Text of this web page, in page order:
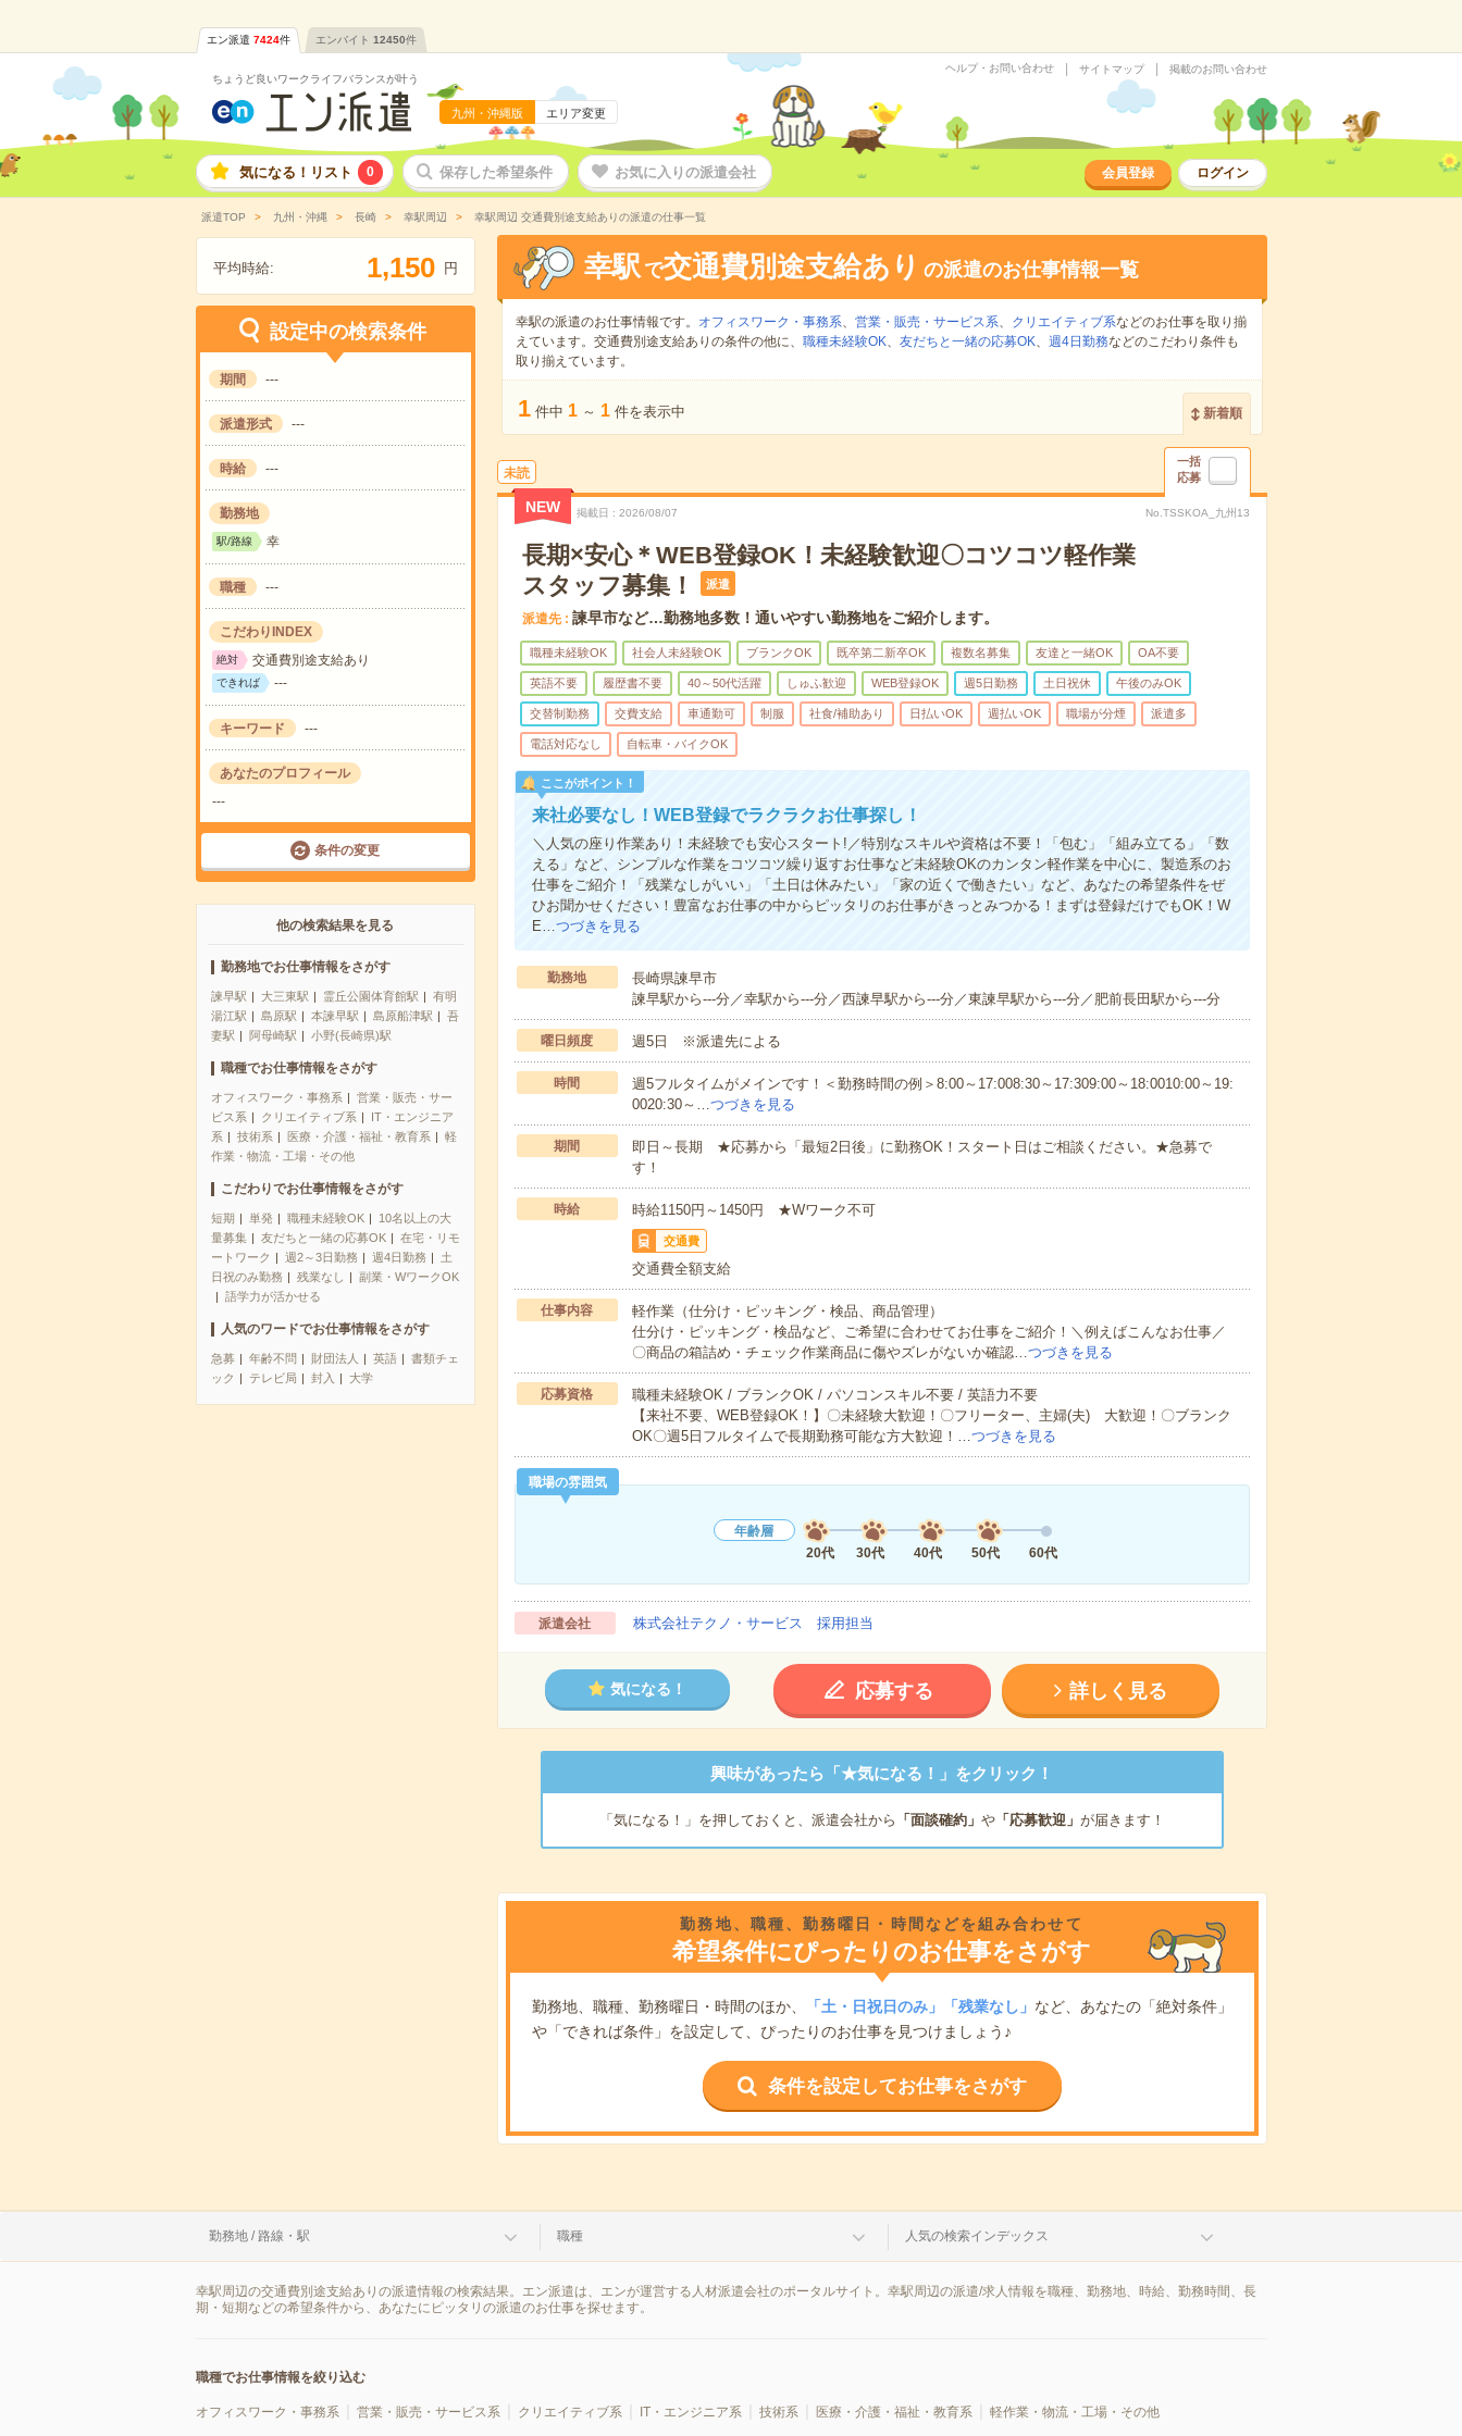
エン派遣 7424件 エンバイト 12450件
ちょうど良いワークライフバランスが叶う
九州・沖縄版 エリア変更
ヘルプ・お問い合わせ サイトマップ 掲載のお問い合わせ
気になる！リスト 0 保存した希望条件 お気に入りの派遣会社 会員登録 ログイン
派遣TOP 九州・沖縄 長崎 幸駅周辺 幸駅周辺 交通費別途支給ありの派遣の仕事一覧
平均時給: 1,150 円
設定中の検索条件
期間 ---
派遣形式 ---
時給 ---
勤務地
駅/路線 幸
職種 ---
こだわりINDEX
絶対 交通費別途支給あり
できれば ---
キーワード ---
あなたのプロフィール
---
条件の変更
他の検索結果を見る
勤務地でお仕事情報をさがす
諫早駅 大三東駅 霊丘公園体育館駅
有明
湯江駅
島原駅 本諫早駅 島原船津駅
吾
妻駅
阿母崎駅 小野(長崎県)駅
職種でお仕事情報をさがす
オフィスワーク・事務系
営業・販売・サー
ビス系
クリエイティブ系
IT・エンジニア
系
技術系 医療・介護・福祉・教育系
軽
作業・物流・工場・その他
こだわりでお仕事情報をさがす
短期 単発 職種未経験OK
10名以上の大
量募集
友だちと一緒の応募OK
在宅・リモ
ートワーク
週2～3日勤務 週4日勤務
土
日祝のみ勤務
残業なし
副業・WワークOK
語学力が活かせる
人気のワードでお仕事情報をさがす
急募 年齢不問 財団法人 英語
書類チェ
ック
テレビ局 封入 大学
幸駅 で交通費別途支給あり の派遣のお仕事情報一覧
幸駅の派遣のお仕事情報です。 オフィスワーク・事務系、 営業・販売・サービス系、 クリエイティブ系などのお仕事を取り揃
えています。交通費別途支給ありの条件の他に、 職種未経験OK、 友だちと一緒の応募OK、 週4日勤務などのこだわり条件も
取り揃えています。
1 件中 1 ～ 1 件を表示中 新着順
未読
一括
応募
NEW 掲載日 2026/08/07 No.TSSKOA_九州13
長期×安心＊WEB登録OK！未経験歓迎〇コツコツ軽作業
スタッフ募集！
派遣
派遣先 諫早市など…勤務地多数！通いやすい勤務地をご紹介します。
職種未経験OK 社会人未経験OK ブランクOK 既卒第二新卒OK 複数名募集 友達と一緒OK OA不要
英語不要 履歴書不要 40～50代活躍 しゅふ歓迎 WEB登録OK 週5日勤務 土日祝休 午後のみOK
交替制勤務 交費支給 車通勤可 制服 社食/補助あり 日払いOK 週払いOK 職場が分煙 派遣多
電話対応なし 自転車・バイクOK
ここがポイント！
来社必要なし！WEB登録でラクラクお仕事探し！
＼人気の座り作業あり！未経験でも安心スタート!／特別なスキルや資格は不要！「包む」「組み立てる」「数
える」など、シンプルな作業をコツコツ繰り返すお仕事など未経験OKのカンタン軽作業を中心に、製造系のお
仕事をご紹介！「残業なしがいい」「土日は休みたい」「家の近くで働きたい」など、あなたの希望条件をぜ
ひお聞かせください！豊富なお仕事の中からピッタリのお仕事がきっとみつかる！まずは登録だけでもOK！W
E…つづきを見る
勤務地
長崎県諫早市
諫早駅から---分／幸駅から---分／西諫早駅から---分／東諫早駅から---分／肥前長田駅から---分
曜日頻度 週5日 ※派遣先による
時間
週5フルタイムがメインです！＜勤務時間の例＞8:00～17:008:30～17:309:00～18:0010:00～19:
0020:30～…つづきを見る
期間
即日～長期 ★応募から「最短2日後」に勤務OK！スタート日はご相談ください。★急募で
す！
時給 時給1150円～1450円 ★Wワーク不可
交通費
交通費全額支給
仕事内容
軽作業（仕分け・ピッキング・検品、商品管理）
仕分け・ピッキング・検品など、ご希望に合わせてお仕事をご紹介！＼例えばこんなお仕事／
〇商品の箱詰め・チェック作業商品に傷やズレがないか確認…つづきを見る
応募資格
職種未経験OK / ブランクOK / パソコンスキル不要 / 英語力不要
【来社不要、WEB登録OK！】〇未経験大歓迎！〇フリーター、主婦(夫) 大歓迎！〇ブランク
OK〇週5日フルタイムで長期勤務可能な方大歓迎！…つづきを見る
職場の雰囲気
年齢層
20代
30代 40代 50代 60代
派遣会社 株式会社テクノ・サービス 採用担当
気になる！ 応募する 詳しく見る
興味があったら「★気になる！」をクリック！
「気になる！」を押しておくと、派遣会社から 「面談確約」 や「応募歓迎」 が届きます！
勤務地、職種、勤務曜日・時間などを組み合わせて
希望条件にぴったりのお仕事をさがす
勤務地、職種、勤務曜日・時間のほか、 「土・日祝日のみ」「残業なし」 など、あなたの「絶対条件」
や「できれば条件」を設定して、ぴったりのお仕事を見つけましょう♪
条件を設定してお仕事をさがす
勤務地 / 路線・駅 職種 人気の検索インデックス
幸駅周辺の交通費別途支給ありの派遣情報の検索結果。エン派遣は、エンが運営する人材派遣会社のポータルサイト。幸駅周辺の派遣/求人情報を職種、勤務地、時給、勤務時間、長
期・短期などの希望条件から、あなたにピッタリの派遣のお仕事を探せます。
職種でお仕事情報を絞り込む
オフィスワーク・事務系 営業・販売・サービス系 クリエイティブ系 IT・エンジニア系 技術系 医療・介護・福祉・教育系 軽作業・物流・工場・その他